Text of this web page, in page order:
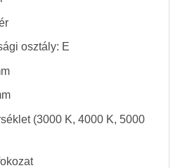
osztály: E
(3000 K, 4000 K, 5000